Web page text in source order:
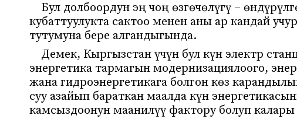
Бул долбоордун эң чоң өзгөчөлүгү –
кубаттуулукта сактоо менен аны ар кандай
тутумуна бере алгандыгында.
Демек, Кыргызстан үчүн бул күн электр
энергетика тармагын модернизациялоого,
жана гидроэнергетикага болгон көз
суу азайып бараткан маалда күн
камсыздоонун маанилүү фактору болуп